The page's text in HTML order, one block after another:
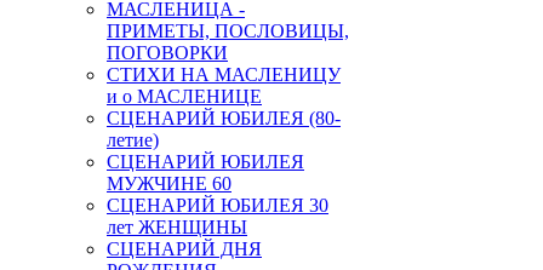
МАСЛЕНИЦА -
ПРИМЕТЫ, ПОСЛОВИЦЫ,
ПОГОВОРКИ
СТИХИ НА МАСЛЕНИЦУ
и о МАСЛЕНИЦЕ
СЦЕНАРИЙ ЮБИЛЕЯ (80-
летие)
СЦЕНАРИЙ ЮБИЛЕЯ
МУЖЧИНЕ 60
СЦЕНАРИЙ ЮБИЛЕЯ 30
лет ЖЕНЩИНЫ
СЦЕНАРИЙ ДНЯ